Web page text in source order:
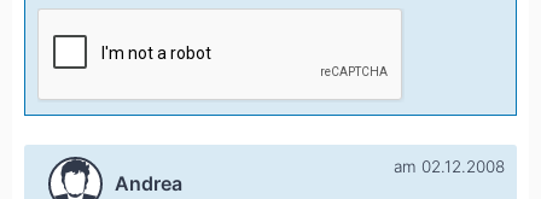
Andrea
am 02.12.2008